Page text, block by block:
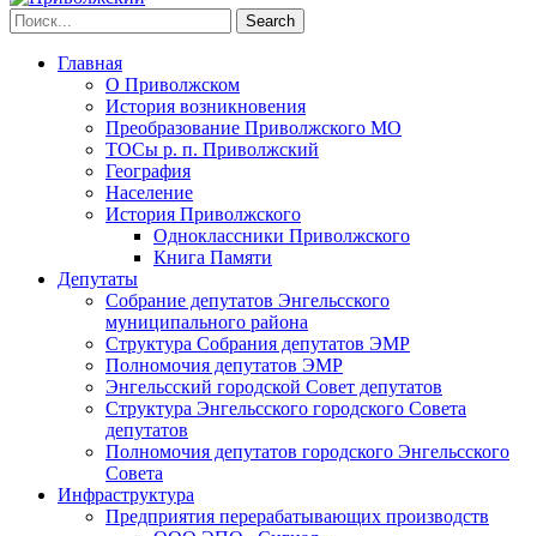
Главная
О Приволжском
История возникновения
Преобразование Приволжского МО
ТОСы р. п. Приволжский
География
Население
История Приволжского
Одноклассники Приволжского
Книга Памяти
Депутаты
Собрание депутатов Энгельсского
муниципального района
Структура Собрания депутатов ЭМР
Полномочия депутатов ЭМР
Энгельсский городской Совет депутатов
Структура Энгельсского городского Совета
депутатов
Полномочия депутатов городского Энгельсского
Совета
Инфраструктура
Предприятия перерабатывающих производств